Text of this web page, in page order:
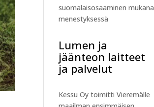
suomalaisosaaminen mukana
menestyksessä
Lumen ja
jäänteon laitteet
ja palvelut
Kessu Oy toimitti Vieremälle